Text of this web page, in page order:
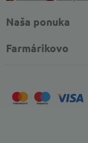
Naša ponuka
Farmárikovo